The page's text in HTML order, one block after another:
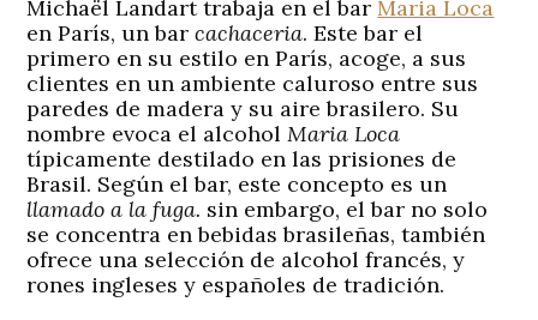
Michaël Landarttrabaja en elbar Maria Loca
enParís, un barcachaceria. Este bar el
primero en su estilo en París, acoge, a sus
clientes en un ambiente caluroso entre sus
paredes de madera y su aire brasilero. Su
nombre evoca el alcoholMaria Loca
típicamente destilado en las prisiones de
Brasil. Según el bar, este concepto es un
llamado a la fuga. sin embargo, el bar no solo
se concentra en bebidas brasileñas, también
ofrece una selección de alcohol francés, y
rones inglesesy españoles de tradición.